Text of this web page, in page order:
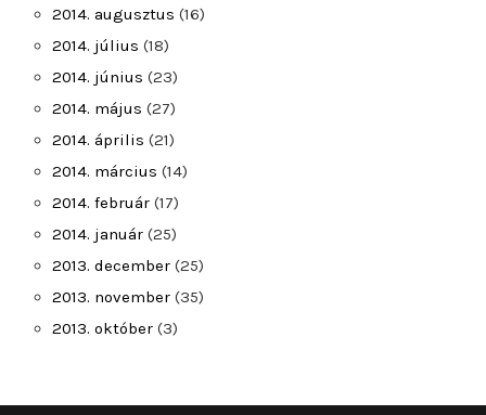
2014. augusztus (16)
2014. július (18)
2014. június (23)
2014. május (27)
2014. április (21)
2014. március (14)
2014. február (17)
2014. január (25)
2013. december (25)
2013. november (35)
2013. október (3)